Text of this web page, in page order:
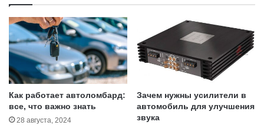
ч
и
ь
с
т
р
а
х
о
ш
и
н
К
о
н
т
и
н
е
Как работает автоломбард:
все, что важно знать
28 августа, 2024
Зачем нужны усилители в
автомобиль для улучшения
звука